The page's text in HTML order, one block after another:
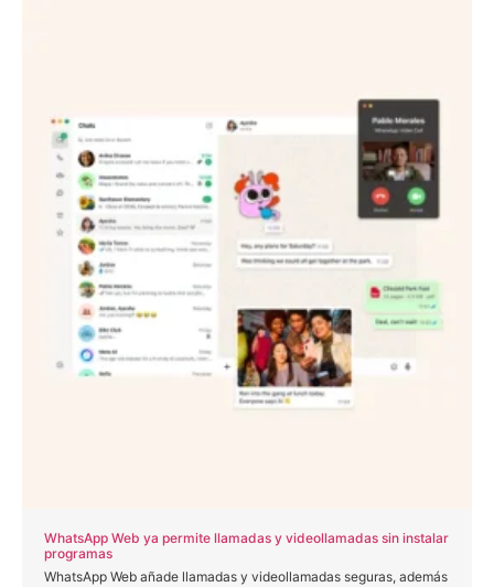
WhatsApp Web ya permite llamadas y videollamadas sin instalar
programas
WhatsApp Web añade llamadas y videollamadas seguras, además